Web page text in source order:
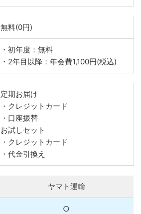
無料(0円)
・初年度：無料
・2年目以降：年会費1,100円(税込)
定期お届け
・クレジットカード
・口座振替
お試しセット
・クレジットカード
・代金引換え
ヤマト運輸
○